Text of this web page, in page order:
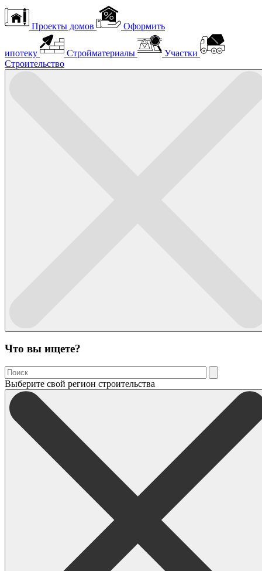
Проекты домов Оформить
ипотеку Стройматериалы
Участки
Строительство
Что вы ищете?
Выберите свой регион строительства